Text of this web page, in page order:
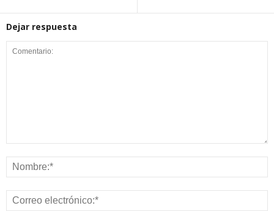
Dejar respuesta